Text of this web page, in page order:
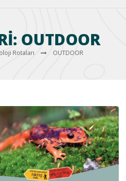
OUTDOOR
Rotaları OUTDOOR